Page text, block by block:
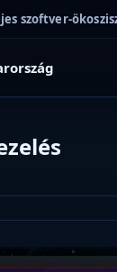
szoftver-